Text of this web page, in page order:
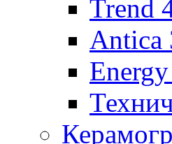
Trend
Аntica